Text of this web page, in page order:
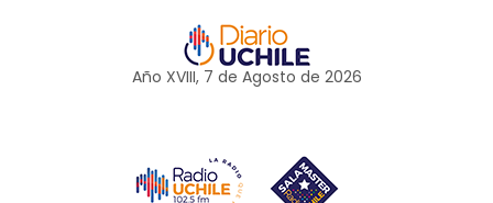
Año XVIII, 7 de Agosto de 2026